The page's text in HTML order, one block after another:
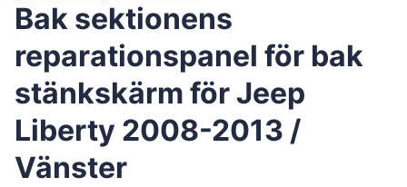
Bak sektionens
reparationspanel för bak
stänkskärm för Jeep
Liberty 2008-2013 /
Vänster